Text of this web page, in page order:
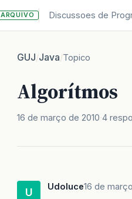
ARQUIVO Discussoes de
GUJ/Java/Topico
Algorítmos
16 de março de 2010 4
U Udoluce16 de